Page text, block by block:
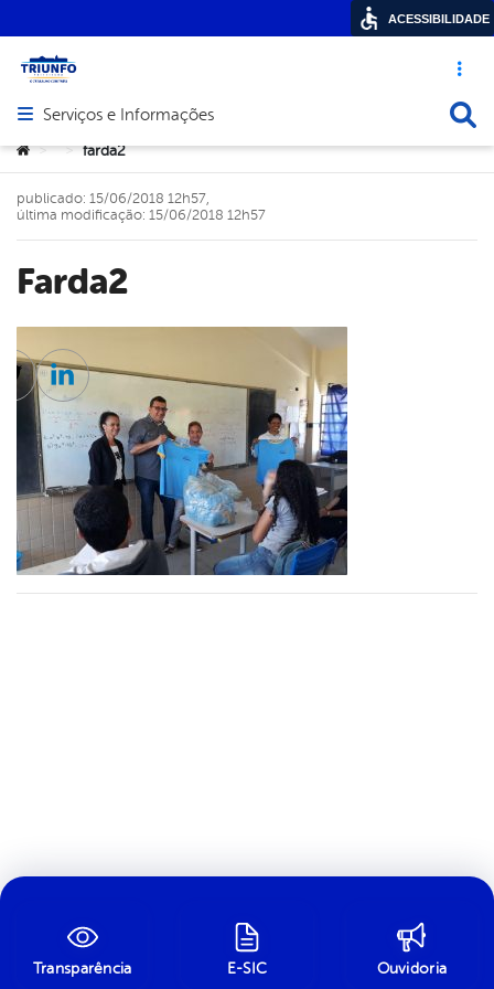
Acesso
Abrir menu principal de navegação
Serviços e Informações
Você está aqui:
> > farda2
farda2
publicado: 15/06/2018 12h57,
última modificação: 15/06/2018 12h57
Twitter
Linkedin
Transparência E-SIC Ouvidoria
ACESSIBILIDADE